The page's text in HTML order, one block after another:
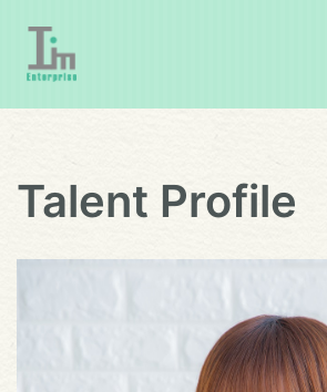
Talent Profile